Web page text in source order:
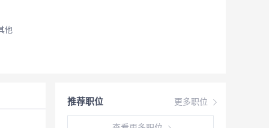
他
更多职位
推荐职位